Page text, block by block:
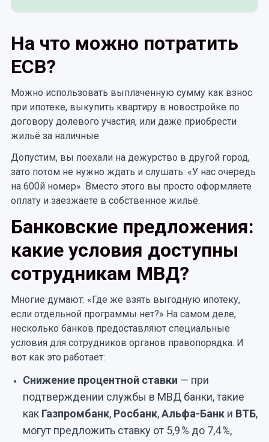
На что можно потратить
ЕСВ?
Можно использовать выплаченную сумму как взнос
при ипотеке, выкупить квартиру в новостройке по
договору долевого участия, или даже приобрести
жильё за наличные.
Допустим, вы поехали на дежурство в другой город,
зато потом не нужно ждать и слушать: «У нас очередь
на 600й номер». Вместо этого вы просто оформляете
оплату и заезжаете в собственное жильё.
Банковские предложения:
какие условия доступны
сотрудникам МВД?
Многие думают: «Где же взять выгодную ипотеку,
если отдельной программы нет?» На самом деле,
несколько банков предоставляют специальные
условия для сотрудников органов правопорядка. И
вот как это работает:
Снижение процентной ставки — при
подтверждении службы в МВД банки, такие
как Газпромбанк, Росбанк,Альфа-Банки ВТБ,
могут предложить ставку от 5,9 % до 7,4 %,